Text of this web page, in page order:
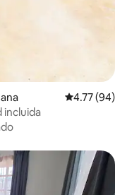
Calificación
4.77 (94)
incluida